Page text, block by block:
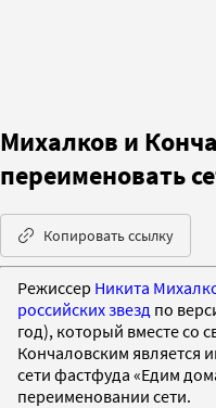
Михалков и
переименовать
Копировать ссылку
Режиссер Никита
российских звезд по
год), который вместе со
Кончаловским является
сети фастфуда «Едим
переименовании сети.